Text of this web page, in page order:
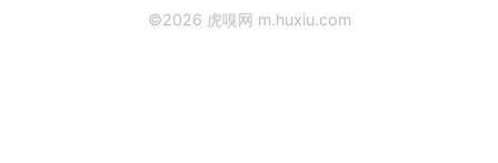
©2026 虎嗅网 m.huxiu.com